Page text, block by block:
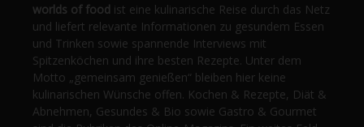
worlds of food ist eine kulinarische Reise durch das Netz
und liefert relevante Informationen zu gesundem Essen
und Trinken sowie spannende Interviews mit
Spitzenköchen und ihre besten Rezepte. Unter dem
Motto „gemeinsam genießen“ bleiben hier keine
kulinarischen Wünsche offen. Kochen & Rezepte, Diät &
Abnehmen, Gesundes & Bio sowie Gastro & Gourmet